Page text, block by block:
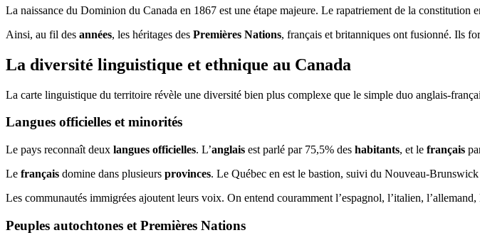
La naissance du Dominion du Canada en 1867 est une étape majeure. Le rapatriement de la constitution
Ainsi, au fil des années, les héritages des Premières Nations, français et britanniques ont fusionné. Ils
La diversité linguistique et ethnique au Canada
La carte linguistique du territoire révèle une diversité bien plus complexe que le simple duo anglais-
Langues officielles et minorités
Le pays reconnaît deux langues officielles. L’anglais est parlé par 75,5% des habitants, et le français
Le français domine dans plusieurs provinces. Le Québec en est le bastion, suivi du Nouveau-Brunswick
Les communautés immigrées ajoutent leurs voix. On entend couramment l’espagnol, l’italien, l’allemand,
Peuples autochtones et Premières Nations